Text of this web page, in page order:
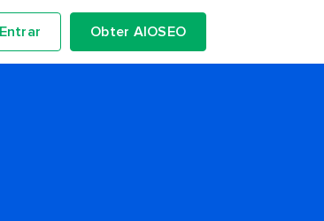
Entrar Obter AIOSEO